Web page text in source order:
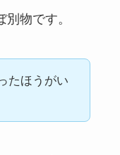
物です。
たほうがい